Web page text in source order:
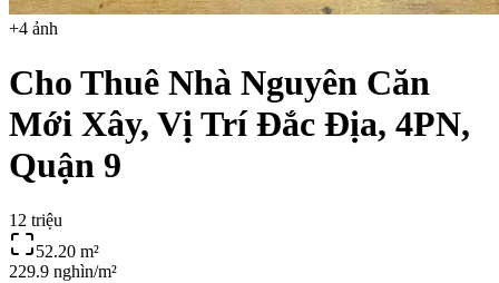
+4 ảnh
Cho Thuê Nhà Nguyên Căn
Mới Xây, Vị Trí Đắc Địa, 4PN,
Quận 9
12 triệu
52.20 m²
229.9 nghìn/m²